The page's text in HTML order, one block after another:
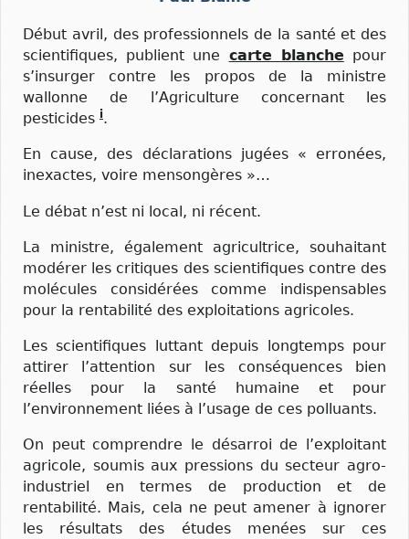
Début avril, des professionnels de la santé et des
scientifiques, publient une carte blanche pour
s’insurger contre les propos de la ministre
wallonne de l’Agriculture concernant les
pesticides i.
En cause, des déclarations jugées « erronées,
inexactes, voire mensongères »…
Le débat n’est ni local, ni récent.
La ministre, également agricultrice, souhaitant
modérer les critiques des scientifiques contre des
molécules considérées comme indispensables
pour la rentabilité des exploitations agricoles.
Les scientifiques luttant depuis longtemps pour
attirer l’attention sur les conséquences bien
réelles pour la santé humaine et pour
l’environnement liées à l’usage de ces polluants.
On peut comprendre le désarroi de l’exploitant
agricole, soumis aux pressions du secteur agro-
industriel en termes de production et de
rentabilité. Mais, cela ne peut amener à ignorer
les résultats des études menées sur ces